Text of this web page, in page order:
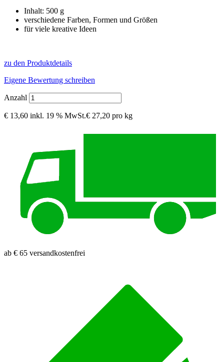
Inhalt: 500 g
verschiedene Farben, Formen und Größen
für viele kreative Ideen
zu den Produktdetails
Eigene Bewertung schreiben
Anzahl
€ 13,60 inkl. 19 % MwSt.€ 27,20 pro kg
ab € 65 versandkostenfrei